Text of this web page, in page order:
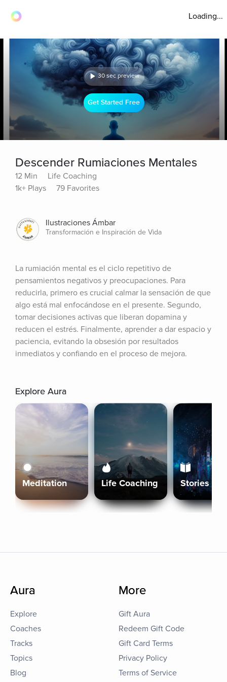
Loading...
30 sec preview
Get Started Free
Descender Rumiaciones Mentales
12 Min
Life Coaching
1k+ Plays
79 Favorites
Ilustraciones Ámbar
Transformación e Inspiración de Vida
La rumiación mental es el ciclo repetitivo de
pensamientos negativos y preocupaciones. Para
reducirla, primero es crucial calmar la sensación de que
algo está mal enfocándose en el presente. Segundo,
tomar decisiones activas que liberan dopamina y
reducen el estrés. Finalmente, aprender a dar espacio y
paciencia, evitando la obsesión por resultados
inmediatos y confiando en el proceso de mejora.
Explore Aura
Meditation Life Coaching Stories
Aura
Explore
Coaches
Tracks
Topics
Blog
More
Gift Aura
Redeem Gift Code
Gift Card Terms
Privacy Policy
Terms of Service